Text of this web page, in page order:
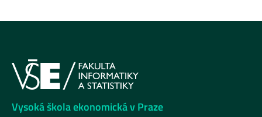
Vysoká škola ekonomická v Praze